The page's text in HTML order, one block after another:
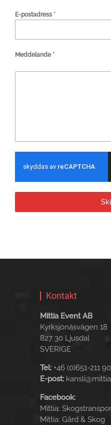
E-postadress *
Meddelande*
Kontakt
Mittia Event AB
Kyrksjönäsvägen 18
827 30 Ljusdal
SVERIGE
Tel: +46 (0)651-211 90
E-post:
Facebook:
Mittia:
Mittia: Gård & Skog